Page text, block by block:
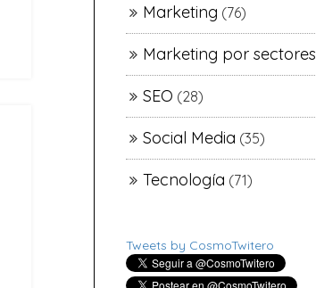
Marketing (76)
Marketing por sectores
SEO (28)
Social Media (35)
Tecnología (71)
Tweets by CosmoTwitero